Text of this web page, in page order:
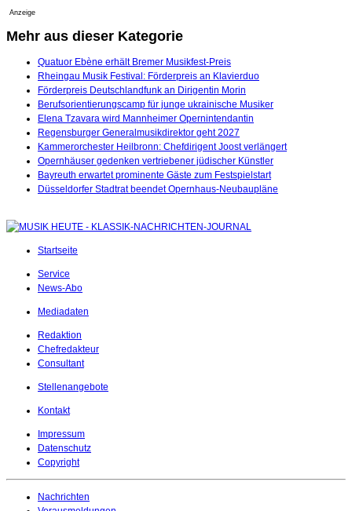
Anzeige
Mehr aus dieser Kategorie
Quatuor Ebène erhält Bremer Musikfest-Preis
Rheingau Musik Festival: Förderpreis an Klavierduo
Förderpreis Deutschlandfunk an Dirigentin Morin
Berufsorientierungscamp für junge ukrainische Musiker
Elena Tzavara wird Mannheimer Opernintendantin
Regensburger Generalmusikdirektor geht 2027
Kammerorchester Heilbronn: Chefdirigent Joost verlängert
Opernhäuser gedenken vertriebener jüdischer Künstler
Bayreuth erwartet prominente Gäste zum Festspielstart
Düsseldorfer Stadtrat beendet Opernhaus-Neubaupläne
Startseite
Service
News-Abo
Mediadaten
Redaktion
Chefredakteur
Consultant
Stellenangebote
Kontakt
Impressum
Datenschutz
Copyright
Nachrichten